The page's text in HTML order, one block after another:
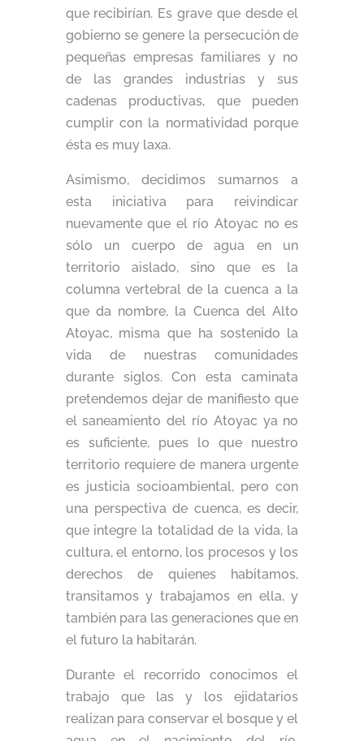
que recibirían. Es grave que desde el
gobierno se genere la persecución de
pequeñas empresas familiares y no
de las grandes industrias y sus
cadenas productivas, que pueden
cumplir con la normatividad porque
ésta es muy laxa.
Asimismo, decidimos sumarnos a
esta iniciativa para reivindicar
nuevamente que el río Atoyac no es
sólo un cuerpo de agua en un
territorio aislado, sino que es la
columna vertebral de la cuenca a la
que da nombre, la Cuenca del Alto
Atoyac, misma que ha sostenido la
vida de nuestras comunidades
durante siglos. Con esta caminata
pretendemos dejar de manifiesto que
el saneamiento del río Atoyac ya no
es suficiente, pues lo que nuestro
territorio requiere de manera urgente
es justicia socioambiental, pero con
una perspectiva de cuenca, es decir,
que integre la totalidad de la vida, la
cultura, el entorno, los procesos y los
derechos de quienes habitamos,
transitamos y trabajamos en ella, y
también para las generaciones que en
el futuro la habitarán.
Durante el recorrido conocimos el
trabajo que las y los ejidatarios
realizan para conservar el bosque y el